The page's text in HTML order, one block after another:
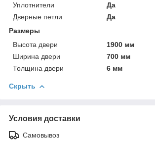
Уплотнители
Да
Дверные петли
Да
Размеры
Высота двери
1900 мм
Ширина двери
700 мм
Толщина двери
6 мм
Скрыть
Условия доставки
Самовывоз